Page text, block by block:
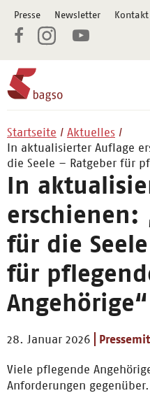
Presse Newsletter Kontakt
Startseite
Aktuelles
In aktualisierter Auflage
die Seele – Ratgeber für
In
erschienen:
für die
für
Angehörige“
28. Januar 2026
Viele pflegende
Anforderungen